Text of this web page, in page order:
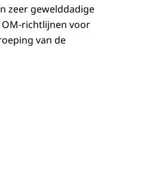
zeer gewelddadige
OM-richtlijnen voor
van de